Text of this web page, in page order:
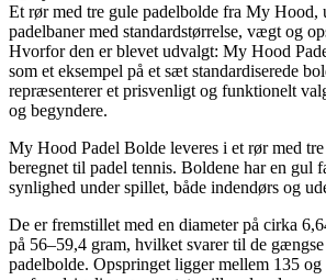
Et rør med tre gule padelbolde fra My Hood,
padelbaner med standardstørrelse, vægt og
Hvorfor den er blevet udvalgt: My Hood
som et eksempel på et sæt standardiserede
repræsenterer et prisvenligt og funktionelt
og begyndere.
My Hood Padel Bolde leveres i et rør med
beregnet til padel tennis. Boldene har en gul
synlighed under spillet, både indendørs og
De er fremstillet med en diameter på cirka
på 56–59,4 gram, hvilket svarer til de
padelbolde. Opspringet ligger mellem 135